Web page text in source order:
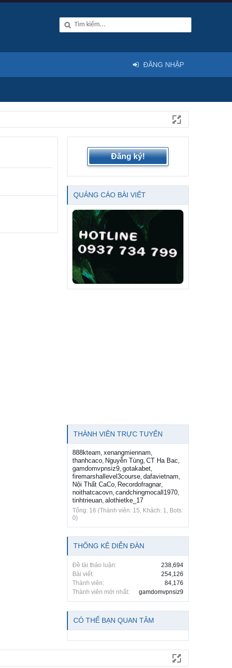
Đăng ký!
QUẢNG CÁO BÀI VIẾT
THÀNH VIÊN TRỰC TUYẾN
888kteam, xenangmiennam,
thanhcaco, Nguyễn Tùng, CT Ha Bac,
gamdomvpnsiz9, gotakabet,
firemarshallevel3course, dafavietnam,
Nội Thất CaCo, Recordofragnar,
noithatcacovn, candchingmocall1970,
tinhtrieuan, alothietke_17
Tổng: 16 (Thành viên: 15, Khách: 1, Bots:
0)
THỐNG KÊ DIỄN ĐÀN
Đề tài thảo luận:
238,694
Bài viết:
254,126
Thành viên:
84,176
Thành viên mới nhất:
gamdomvpnsiz9
CÓ THỂ BẠN QUAN TÂM
ĐĂNG NHẬP